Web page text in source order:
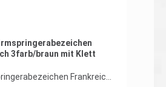
3farb/braun mit Klett
Frankreich